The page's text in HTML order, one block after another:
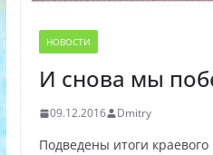
НОВОСТИ
И снова мы
09.12.2016 Dmitry
Подведены итоги